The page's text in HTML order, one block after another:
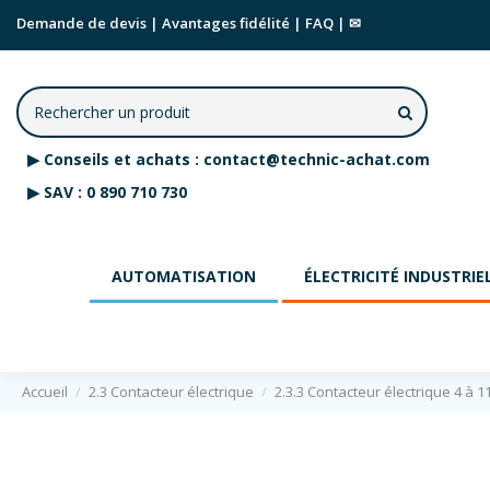
Demande de devis | Avantages fidélité | FAQ | ✉
▶ Conseils et achats : contact@technic-achat.com
▶ SAV : 0 890 710 730
AUTOMATISATION ÉLECTRICITÉ
Accueil 2.3 Contacteur électrique 2.3.3 Contacteur électrique 4 à